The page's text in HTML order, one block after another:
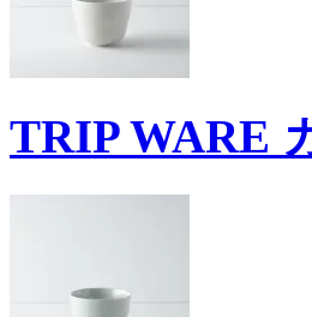
TRIP WARE